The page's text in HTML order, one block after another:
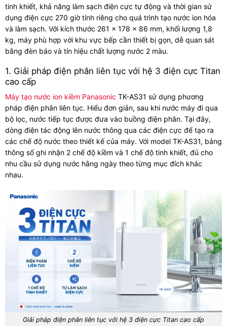
tinh khiết, khả năng làm sạch điện cực tự động và thời gian sử
dụng điện cực 270 giờ tính riêng cho quá trình tạo nước ion hóa
và làm sạch. Với kích thước 261 x 178 x 86 mm, khối lượng 1,8
kg, máy phù hợp với khu vực bếp cần thiết bị gọn, dễ quan sát
bằng đèn báo và tín hiệu chất lượng nước 2 màu.
1. Giải pháp điện phân liên tục với hệ 3 điện cực Titan
cao cấp
Máy tạo nước ion kiềm Panasonic TK-AS31 sử dụng phương
pháp điện phân liên tục. Hiểu đơn giản, sau khi nước máy đi qua
bộ lọc, nước tiếp tục được đưa vào buồng điện phân. Tại đây,
dòng điện tác động lên nước thông qua các điện cực để tạo ra
các chế độ nước theo thiết kế của máy. Với model TK-AS31, bảng
thông số ghi nhận 2 chế độ kiềm và 1 chế độ tinh khiết, đủ cho
nhu cầu sử dụng nước hằng ngày theo từng mục đích khác
nhau.
Giải pháp điện phân liên tục với hệ 3 điện cực Titan cao cấp